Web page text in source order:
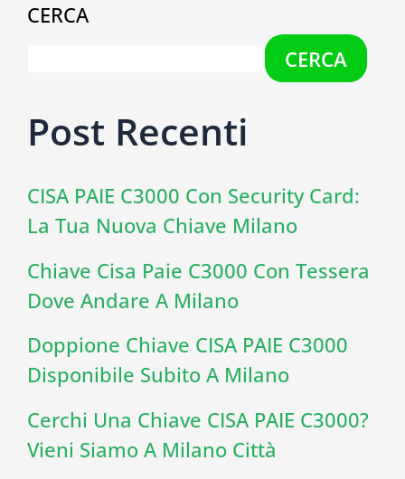
CERCA
CERCA
Post Recenti
CISA PAIE C3000 Con Security Card:
La Tua Nuova Chiave Milano
Chiave Cisa Paie C3000 Con Tessera
Dove Andare A Milano
Doppione Chiave CISA PAIE C3000
Disponibile Subito A Milano
Cerchi Una Chiave CISA PAIE C3000?
Vieni Siamo A Milano Città